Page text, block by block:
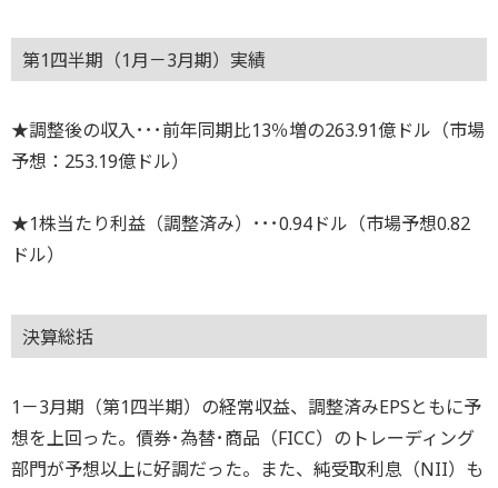
第1四半期（1月－3月期）実績
★調整後の収入･･･前年同期比13％増の263.91億ドル（市場
予想：253.19億ドル）
★1株当たり利益（調整済み）･･･0.94ドル（市場予想0.82
ドル）
決算総括
1－3月期（第1四半期）の経常収益、調整済みEPSともに予
想を上回った。債券･為替･商品（FICC）のトレーディング
部門が予想以上に好調だった。また、純受取利息（NII）も